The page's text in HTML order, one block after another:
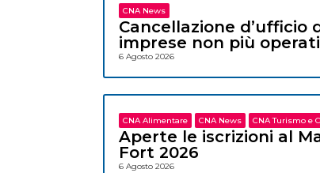
CNA News
Cancellazione d’ufficio
imprese non più
6 Agosto 2026
CNA Alimentare CNA News CNA Turismo e
Aperte le iscrizioni al
Fort 2026
6 Agosto 2026